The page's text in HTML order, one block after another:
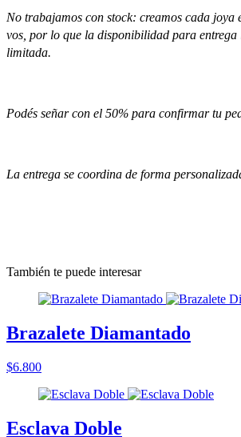
No trabajamos con stock: creamos cada joya
vos, por lo que la disponibilidad para entrega
limitada.
Podés señar con el 50% para confirmar tu
La entrega se coordina de forma
También te puede interesar
Brazalete Diamantado
$6.800
Esclava Doble